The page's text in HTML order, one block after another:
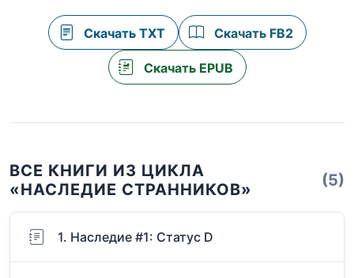
Скачать TXT Скачать FB2
Скачать EPUB
ВСЕ КНИГИ ИЗ ЦИКЛА
«НАСЛЕДИЕ СТРАННИКОВ»
(5)
1. Наследие #1: Статус D